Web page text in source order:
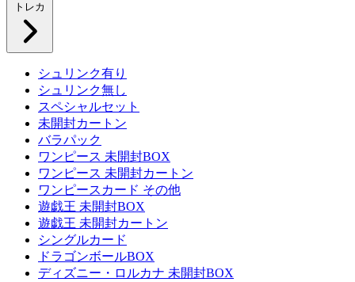
トレカ
シュリンク有り
シュリンク無し
スペシャルセット
未開封カートン
バラパック
ワンピース 未開封BOX
ワンピース 未開封カートン
ワンピースカード その他
遊戯王 未開封BOX
遊戯王 未開封カートン
シングルカード
ドラゴンボールBOX
ディズニー・ロルカナ 未開封BOX